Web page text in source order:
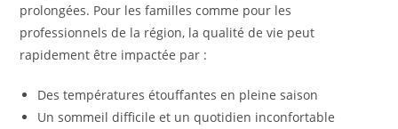
prolongées. Pour les familles comme pour les
professionnels de la région, la qualité de vie peut
rapidement être impactée par :
Des températures étouffantes en pleine saison
Un sommeil difficile et un quotidien inconfortable